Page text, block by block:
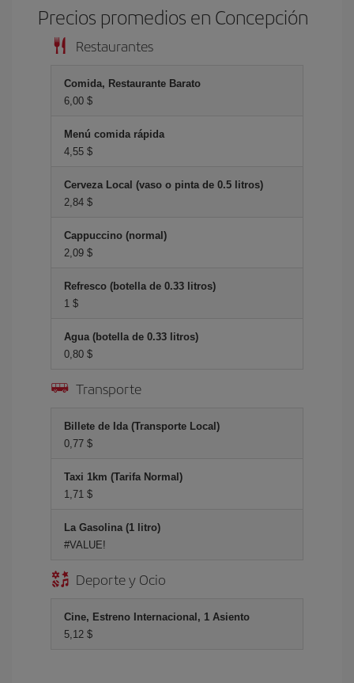
Precios promedios en Concepción
Restaurantes
Comida, Restaurante Barato
6,00 $
Menú comida rápida
4,55 $
Cerveza Local (vaso o pinta de 0.5 litros)
2,84 $
Cappuccino (normal)
2,09 $
Refresco (botella de 0.33 litros)
1 $
Agua (botella de 0.33 litros)
0,80 $
Transporte
Billete de Ida (Transporte Local)
0,77 $
Taxi 1km (Tarifa Normal)
1,71 $
La Gasolina (1 litro)
#VALUE!
Deporte y Ocio
Cine, Estreno Internacional, 1 Asiento
5,12 $